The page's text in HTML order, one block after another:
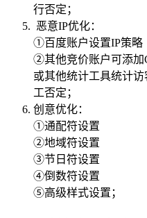
行否定；
恶意IP优化：
①百度账户设置IP策略
②其他竞价账户可添加
或其他统计工具统计
工否定；
创意优化：
①通配符设置
②地域符设置
③节日符设置
④倒数符设置
⑤高级样式设置；